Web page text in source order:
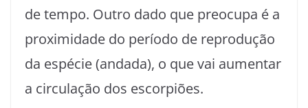
de tempo. Outro dado que preocupa é a
proximidade do período de reprodução
da espécie (andada), o que vai aumentar
a circulação dos escorpiões.